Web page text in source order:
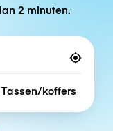
2 minuten.
of bags koffers